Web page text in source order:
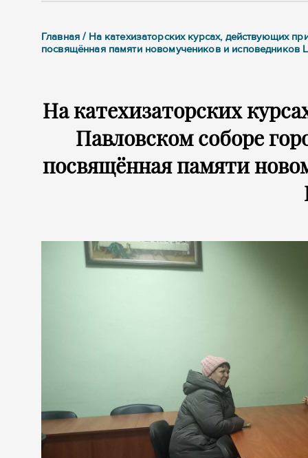
Главная / На катехизаторских курсах, действующих
посвящённая памяти новомучеников и исповедников
На катехизаторских
Павловском соборе
посвящённая памяти